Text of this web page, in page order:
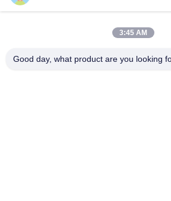
3:45 AM
Good day, what product are you looking